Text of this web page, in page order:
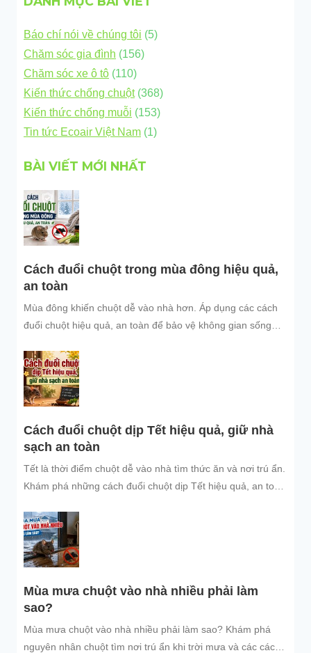
Báo chí nói về chúng tôi (5)
Chăm sóc gia đình (156)
Chăm sóc xe ô tô (110)
Kiến thức chống chuột(368)
Kiến thức chống muỗi (153)
Tin tức Ecoair Việt Nam (1)
BÀI VIẾT MỚI NHẤT
Cách đuổi chuột trong mùa đông hiệu quả,
an toàn
Mùa đông khiến chuột dễ vào nhà hơn. Áp dụng các cách
đuổi chuột hiệu quả, an toàn để bảo vệ không gian sống
Cách đuổi chuột dịp Tết hiệu quả, giữ nhà
sạch an toàn
Tết là thời điểm chuột dễ vào nhà tìm thức ăn và nơi trú ẩn.
Khám phá những cách đuổi chuột dịp Tết hiệu quả, an toàn
đình và đón năm mới an tâm.
Mùa mưa chuột vào nhà nhiều phải làm
sao?
Mùa mưa chuột vào nhà nhiều phải làm sao? Khám phá
nguyên nhân chuột tìm nơi trú ẩn khi trời mưa và các cách